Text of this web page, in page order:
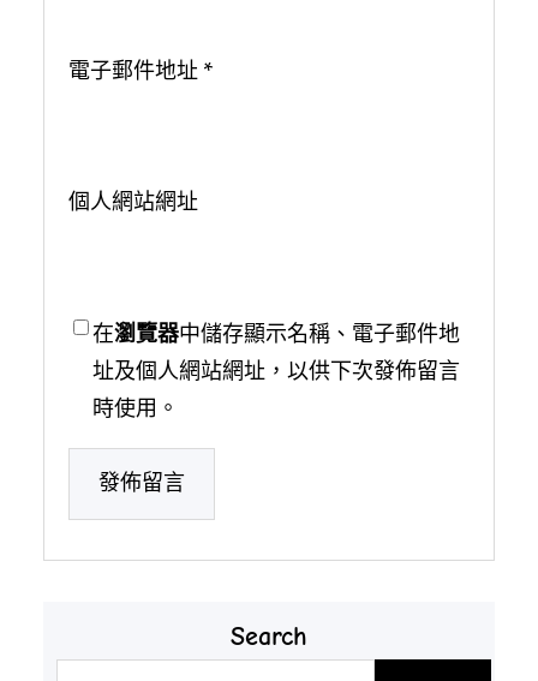
電子郵件地址 *
個人網站網址
在瀏覽器中儲存顯示名稱、電子郵件地
址及個人網站網址，以供下次發佈留言
時使用。
Search